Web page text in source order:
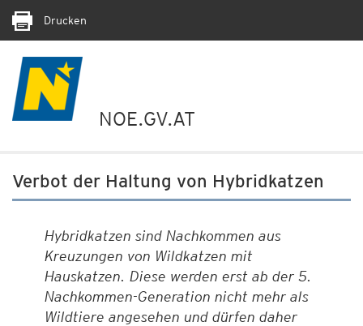
Drucken
NOE.GV.AT
Verbot der Haltung von Hybridkatzen
Hybridkatzen sind Nachkommen aus
Kreuzungen von Wildkatzen mit
Hauskatzen. Diese werden erst ab der 5.
Nachkommen-Generation nicht mehr als
Wildtiere angesehen und dürfen daher